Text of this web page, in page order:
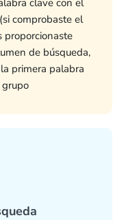
comprobaste el
proporcionaste
de búsqueda,
primera palabra